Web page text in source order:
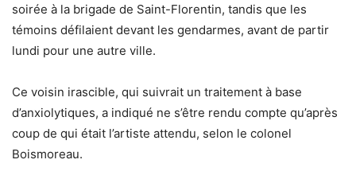
soirée à la brigade de Saint-Florentin, tandis que les
témoins défilaient devant les gendarmes, avant de partir
lundi pour une autre ville.
Ce voisin irascible, qui suivrait un traitement à base
d’anxiolytiques, a indiqué ne s’être rendu compte qu’après
coup de qui était l’artiste attendu, selon le colonel
Boismoreau.